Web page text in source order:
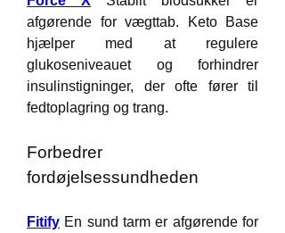
afgørende for vægttab. Keto Base
hjælper med at regulere
glukoseniveauet og forhindrer
insulinstigninger, der ofte fører til
fedtoplagring og trang.
Forbedrer
fordøjelsessundheden
Fitify En sund tarm er afgørende for